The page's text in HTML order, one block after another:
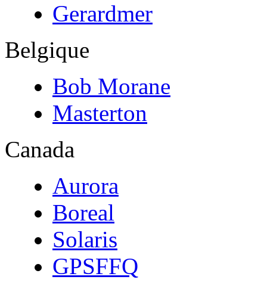
Gerardmer
Belgique
Bob Morane
Masterton
Canada
Aurora
Boreal
Solaris
GPSFFQ